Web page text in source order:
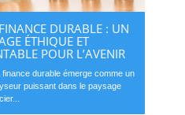
DURABLE : UN
ÉTHIQUE ET
POUR L’AVENIR
durable émerge comme un
puissant dans le paysage